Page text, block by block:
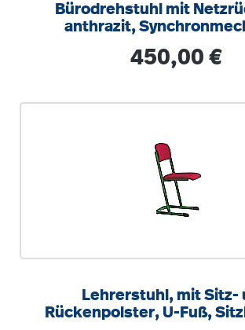
Bürodrehstuhl mit
anthrazit,
Regulärer Preis:
450,00 €
Lehrerstuhl, mit Sitz-
Rückenpolster, U-Fuß,